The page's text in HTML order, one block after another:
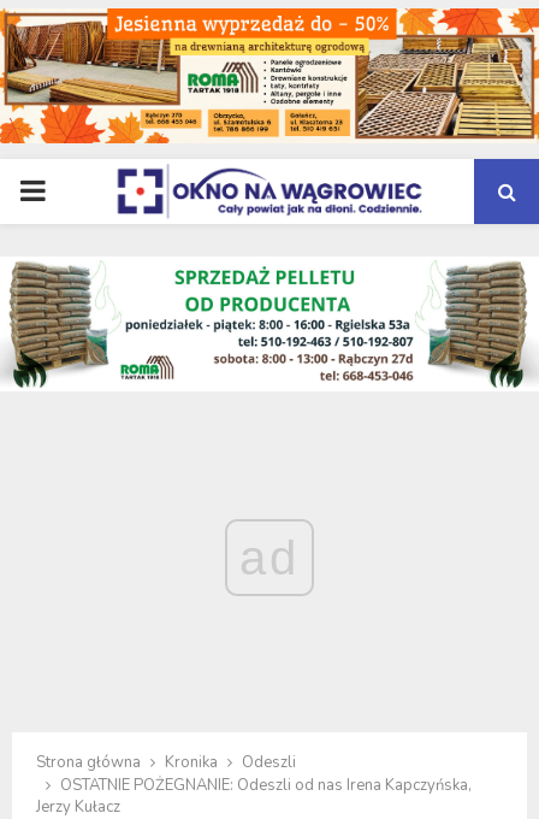
PRIMARY
MENU
ad
Strona główna Kronika
Odeszli
OSTATNIE POŻEGNANIE: Odeszli od nas Irena Kapczyńska,
Jerzy Kułacz